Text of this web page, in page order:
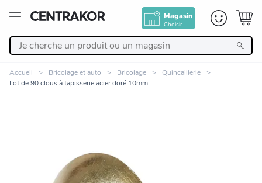
Magasin
Choisir
Linge de maison
Accueil Bricolage et auto Bricolage
Quincaillerie
Lot de 90 clous à tapisserie acier doré 10mm